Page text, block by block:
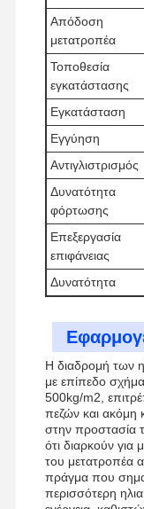
Εργοστάσιο
Υποθέσεις
Σισμικές
Στρογγυλή δέσμη
Σεισμική
σεισμική
4 Δρόμος
Τεχνητά αγκάλια
Απόδοση
μετατροπέα
Τοποθεσία
εγκατάστασης
Εγκατάσταση
Εγγύηση
Αντιγλιστρισμός
Δυνατότητα
φόρτωσης
Επεξεργασία
επιφάνειας
Δυνατότητα
Η διαδρομή των
με επίπεδο
500kg/m2,
πεζών και
στην προστασία
ότι διαρκούν
του μετατροπέα
πράγμα που
περισσότερη